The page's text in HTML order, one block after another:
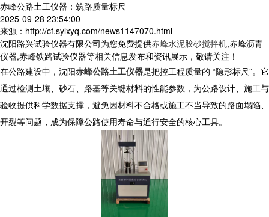
赤峰公路土工仪器：筑路质量标尺
2025-09-28 23:54:00
来源：http://cf.sylxyq.com/news1147070.html
沈阳路兴试验仪器有限公司为您免费提供赤峰水泥胶砂搅拌机,赤峰沥青
仪器,赤峰铁路试验仪器等相关信息发布和资讯展示，敬请关注！
在公路建设中，沈阳赤峰公路土工仪器是把控工程质量的 “隐形标尺”。它
通过检测土壤、砂石、路基等关键材料的性能参数，为公路设计、施工与
验收提供科学数据支撑，避免因材料不合格或施工不当导致的路面塌陷、
开裂等问题，成为保障公路使用寿命与通行安全的核心工具。